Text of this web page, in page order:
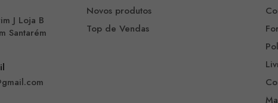
J Loja B
Santarém
Novos produtos
Top de Vendas